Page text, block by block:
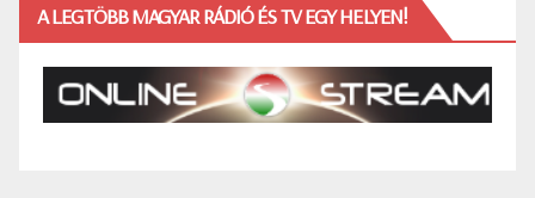
A LEGTÖBB MAGYAR RÁDIÓ ÉS TV EGY HELYEN!